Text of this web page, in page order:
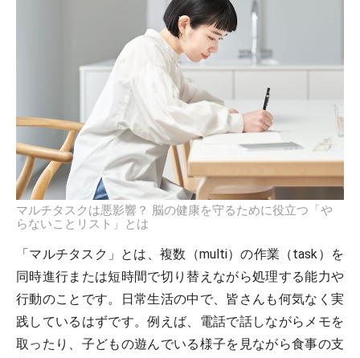
マルチタスクは悪影響？ 脳の健康を守るために役立つ「や
らないことリスト」とは
「マルチタスク」とは、複数（multi）の作業（task）を
同時進行または短時間で切り替えながら処理する能力や
行動のことです。日常生活の中で、皆さんも何気なく実
践しているはずです。例えば、電話で話しながらメモを
取ったり、子どもの遊んでいる様子を見ながら食事の支